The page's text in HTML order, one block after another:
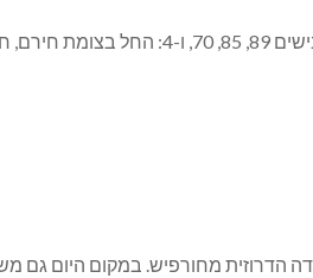
על-פי דיווחי המארגנים, השתתפו אמש במחאה כ-
מחורפיש. במקום היום גם